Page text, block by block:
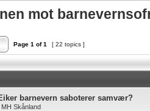
mot
Page 1 of1 [ 22 topics ]
barnevern saboterer samvær?
MH Skånland